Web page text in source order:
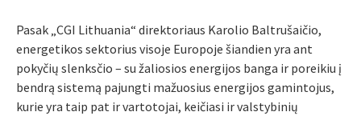
Pasak „CGI Lithuania“ direktoriaus Karolio Baltrušaičio,
energetikos sektorius visoje Europoje šiandien yra ant
pokyčių slenksčio – su žaliosios energijos banga ir poreikiu į
bendrą sistemą pajungti mažuosius energijos gamintojus,
kurie yra taip pat ir vartotojai, keičiasi ir valstybinių